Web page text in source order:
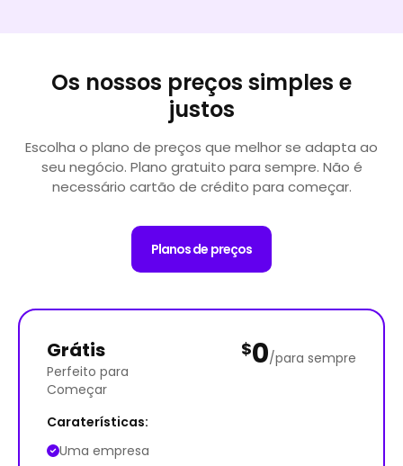
Os nossos preços simples e
justos
Escolha o plano de preços que melhor se adapta ao
seu negócio. Plano gratuito para sempre. Não é
necessário cartão de crédito para começar.
Planos de preços
Grátis
Perfeito para
Começar
$0/para sempre
Caraterísticas:
Uma empresa